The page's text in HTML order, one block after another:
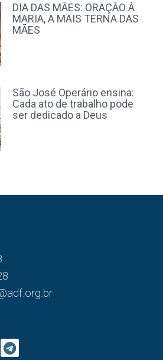
DIA DAS MÃES: ORAÇÃO À
MARIA, A MAIS TERNA DAS
MÃES
São José Operário ensina:
Cada ato de trabalho pode
ser dedicado a Deus